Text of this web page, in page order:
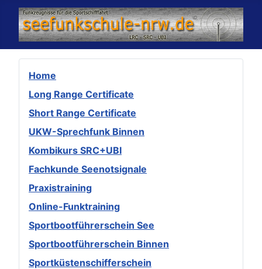
Home
Long Range Certificate
Short Range Certificate
UKW-Sprechfunk Binnen
Kombikurs SRC+UBI
Fachkunde Seenotsignale
Praxistraining
Online-Funktraining
Sportbootführerschein See
Sportbootführerschein Binnen
Sportküstenschifferschein